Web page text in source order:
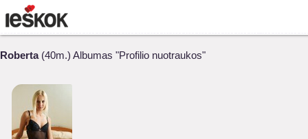
Roberta(40m.) Albumas "Profilio nuotraukos"